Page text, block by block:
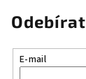
E-mail